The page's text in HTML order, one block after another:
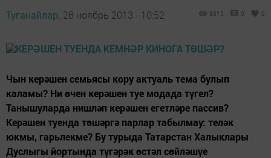
Туганайлар, 28 ноябрь 2013 - 10:52 3615 0 0
Чын керәшен семьясы кору актуаль тема булып
каламы? Ни өчен керәшен туе модада түгел?
Танышуларда нишләп керәшен егетләре пассив?
Керәшен туенда төшәргә парлар табылмау: теләк
юкмы, гарьлекме? Бу турыда Татарстан Халыклары
Дуслыгы йортында түгәрәк өстәл сөйләшүе